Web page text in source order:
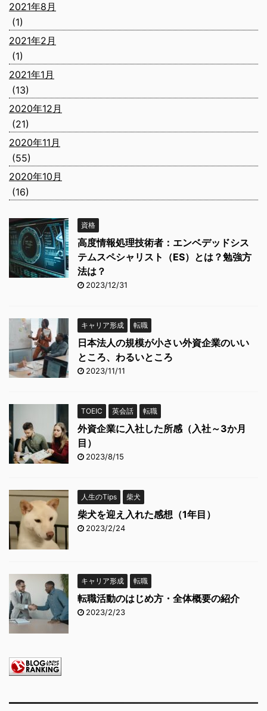
2021年8月
(1)
2021年2月
(1)
2021年1月
(13)
2020年12月
(21)
2020年11月
(55)
2020年10月
(16)
資格
高度情報処理技術者：エンベデッドシス
テムスペシャリスト（ES）とは？勉強方
法は？
2023/12/31
キャリア形成 転職
日本法人の規模が小さい外資企業のいい
ところ、わるいところ
2023/11/11
TOEIC 英会話 転職
外資企業に入社した所感（入社～3か月
目）
2023/8/15
人生のTips 柴犬
柴犬を迎え入れた感想（1年目）
2023/2/24
キャリア形成 転職
転職活動のはじめ方・全体概要の紹介
2023/2/23